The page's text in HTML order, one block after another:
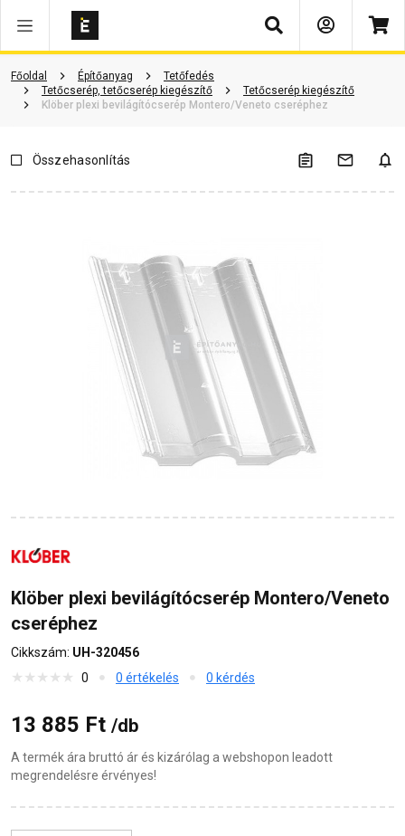
Keresés
Főoldal Építőanyag
Tetőfedés
Tetőcserép, tetőcserép kiegészítő
Tetőcserép kiegészítő
Klöber plexi bevilágítócserép Montero/Veneto cseréphez
Vásárlói vélemények Kérdések és válaszok Kapcsolódó cikkek
Összehasonlítás
Klöber plexi bevilágítócserép Montero/Veneto
cseréphez
Cikkszám: UH-320456
0
0 értékelés 0 kérdés
13 885 Ft /db
A termék ára bruttó ár és kizárólag a webshopon leadott
megrendelésre érvényes!